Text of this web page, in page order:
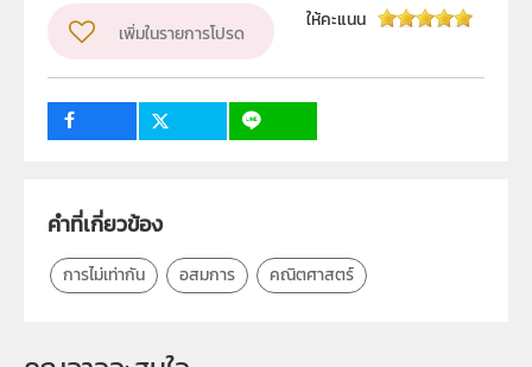
วิชา
คณิตศาสตร์
กลุ่มเป้าหมาย
ครู, นักเรียน, บุคคลทั่วไป
เพิ่มในรายการโปรด
ให้คะแนน
คำที่เกี่ยวข้อง
การไม่เท่ากัน อสมการ คณิตศาสตร์